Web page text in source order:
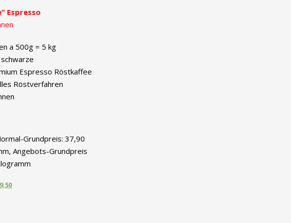
Espresso
a 500g = 5 kg
Espresso Röstkaffee
Röstverfahren
Grundpreis: 37,90
Angebots-Grundpreis